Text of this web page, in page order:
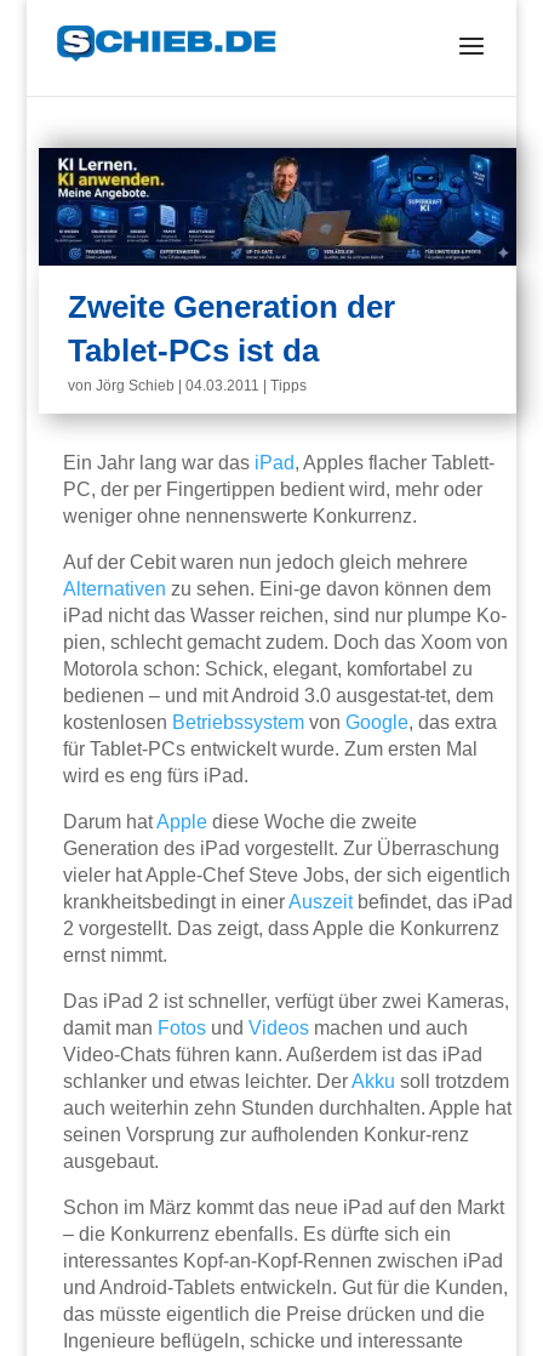
Zweite Generation der
Tablet-PCs ist da
vonJörg Schieb |04.03.2011 |Tipps
Ein Jahr lang war das iPad, Apples flacher Tablett-
PC, der per Fingertippen bedient wird, mehr oder
weniger ohne nennenswerte Konkurrenz.
Auf der Cebit waren nun jedoch gleich mehrere
Alternativen zu sehen. Eini-ge davon können dem
iPad nicht das Wasser reichen, sind nur plumpe Ko-
pien, schlecht gemacht zudem. Doch das Xoom von
Motorola schon: Schick, elegant, komfortabel zu
bedienen – und mit Android 3.0 ausgestat-tet, dem
kostenlosen Betriebssystem vonGoogle, das extra
für Tablet-PCs entwickelt wurde. Zum ersten Mal
wird es eng fürs iPad.
Darum hatApple diese Woche die zweite
Generation des iPad vorgestellt. Zur Überraschung
vieler hat Apple-Chef Steve Jobs, der sich eigentlich
krankheitsbedingt in einerAuszeitbefindet, das iPad
2 vorgestellt. Das zeigt, dass Apple die Konkurrenz
ernst nimmt.
Das iPad 2 ist schneller, verfügt über zwei Kameras,
damit man Fotos undVideos machen und auch
Video-Chats führen kann. Außerdem ist das iPad
schlanker und etwas leichter. DerAkku soll trotzdem
auch weiterhin zehn Stunden durchhalten. Apple hat
seinen Vorsprung zur aufholenden Konkur-renz
ausgebaut.
Schon im März kommt das neue iPad auf den Markt
– die Konkurrenz ebenfalls. Es dürfte sich ein
interessantes Kopf-an-Kopf-Rennen zwischen iPad
und Android-Tablets entwickeln. Gut für die Kunden,
das müsste eigentlich die Preise drücken und die
Ingenieure beflügeln, schicke und interessante